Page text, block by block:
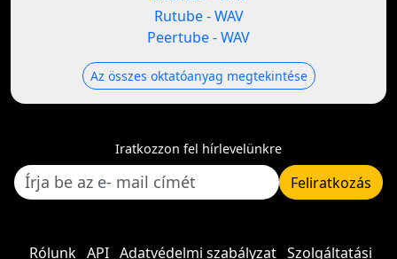
Rutube - WAV
Peertube - WAV
Az összes oktatóanyag megtekintése
Iratkozzon fel hírlevelünkre
Feliratkozás
Rólunk API Adatvédelmi szabályzat Szolgáltatási